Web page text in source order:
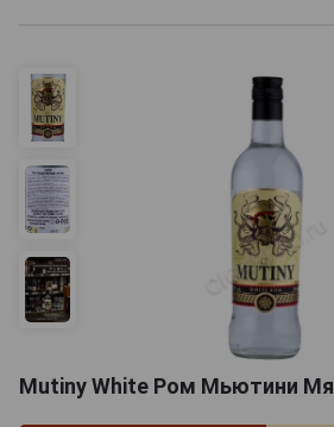
Mutiny White Ром Мьютини